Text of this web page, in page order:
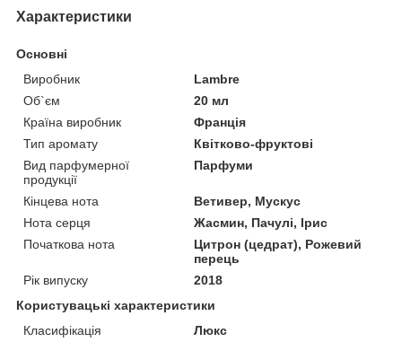
Характеристики
Основні
Виробник
Lambre
Об`єм
20 мл
Країна виробник
Франція
Тип аромату
Квітково-фруктові
Вид парфумерної
продукції
Парфуми
Кінцева нота
Ветивер, Мускус
Нота серця
Жасмин, Пачулі, Ірис
Початкова нота
Цитрон (цедрат), Рожевий
перець
Рік випуску
2018
Користувацькi характеристики
Класифікація
Люкс